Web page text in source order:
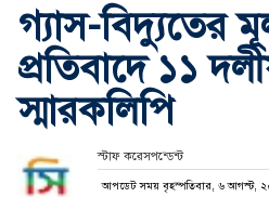
গ্যাস-বিদ্যুতের
প্রতিবাদে ১১
স্মারকলিপি
স্টাফ করেসপন্ডেন্ট
আপডেট সময় বৃহস্পতিবার, ৬ আগস্ট,